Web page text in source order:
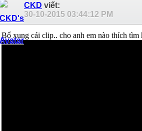
CKD viết:
30-10-2015 03:44:12 PM
Bổ xung cái clip.. cho anh em nào thích tìm